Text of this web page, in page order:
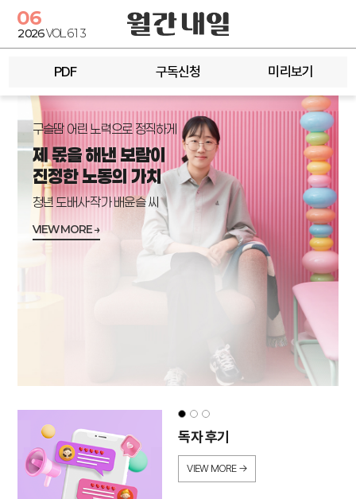
PDF 구독신청 미리보기
06
2026VOL.613
구슬땀 어린 노력으로 정직하게
제 몫을 해낸 보람이
진정한 노동의 가치
청년 도배사·작가 배윤슬 씨
VIEW MORE →
독자 후기
VIEW MORE →